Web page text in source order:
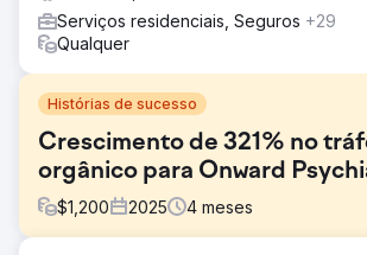
Serviços residenciais, Seguros +29
Qualquer
Histórias de sucesso
Crescimento de 321% no
orgânico para Onward
$1,200 2025 4 meses